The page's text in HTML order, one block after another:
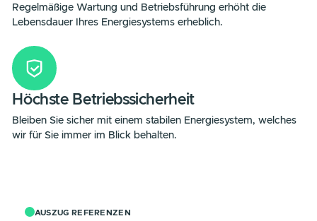
Ganzheitlicher Service
Wir übernehmen die komplette Überwachung, Wartung
konzentrieren können.
Längere Lebensdauer Ihrer Anlage